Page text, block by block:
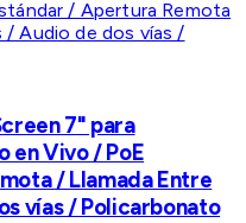
7" para
en Vivo / PoE
/ Llamada Entre
vías / Policarbonato